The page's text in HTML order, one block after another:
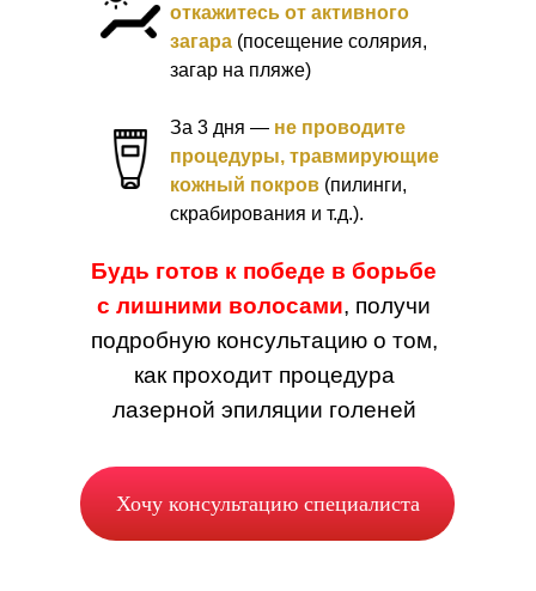
откажитесь от активного
загара (посещение солярия,
загар на пляже)
За 3 дня — не проводите
процедуры, травмирующие
кожный покров (пилинги,
скрабирования и т.д.).
Будь готов к победе в борьбе
с лишними волосами, получи
подробную консультацию о том,
как проходит процедура
лазерной эпиляции голеней
Хочу консультацию специалиста
эпиляции есть несколько простых
рекомендаций по уходу за кожей:
предотвращения раздражений,
используйте успокаивающие
кремы в течение 2-5 дней
(подойдёт простой бепантен
или его аналоги).
Воздержитесь от загара на 2
недели.
процедуры исключите баню и
горячую ванну.
Чтобы поры “дышали”, не
стоит использовать масла для
тела. Крема - можно.